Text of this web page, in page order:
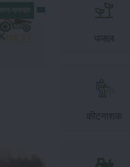
फसल
कीटनाशक